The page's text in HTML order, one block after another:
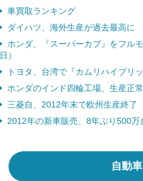
車買取ランキング
ダイハツ、海外生産が過去最高に
ホンダ、『スーパーカブ』をフル
日）
トヨタ、台湾で『カムリハイブリ
ホンダのインド四輪工場、生産正
三菱自、2012年末で欧州生産終了
2012年の新車販売、8年ぶり500万
自動